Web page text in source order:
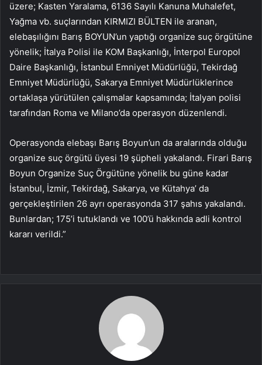
üzere; Kasten Yaralama, 6136 Sayılı Kanuna Muhalefet,
Yağma vb. suçlarından KIRMIZI BÜLTEN ile aranan,
elebaşılığını Barış BOYUN’un yaptığı organize suç örgütüne
yönelik; İtalya Polisi ile KOM Başkanlığı, İnterpol Europol
Daire Başkanlığı, İstanbul Emniyet Müdürlüğü, Tekirdağ
Emniyet Müdürlüğü, Sakarya Emniyet Müdürlüklerince
ortaklaşa yürütülen çalışmalar kapsamında; İtalyan polisi
tarafından Roma ve Milano’da operasyon düzenlendi.
Operasyonda elebaşı Barış Boyun’un da aralarında olduğu
organize suç örgütü üyesi 19 şüpheli yakalandı. Firari Barış
Boyun Organize Suç Örgütüne yönelik bu güne kadar
İstanbul, İzmir, Tekirdağ, Sakarya, ve Kütahya’ da
gerçekleştirilen 26 ayrı operasyonda 317 şahıs yakalandı.
Bunlardan; 175’i tutuklandı ve 100’ü hakkında adli kontrol
kararı verildi.”